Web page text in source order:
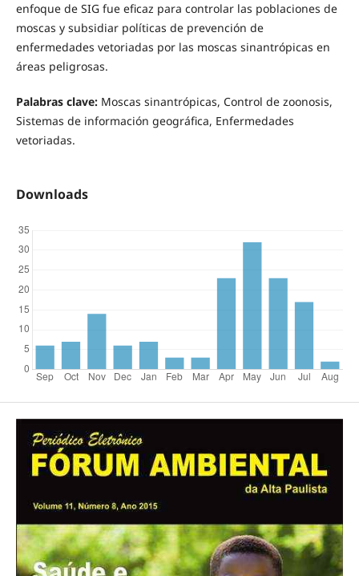
enfoque de SIG fue eficaz para controlar las poblaciones de
moscas y subsidiar políticas de prevención de
enfermedades vetoriadas por las moscas sinantrópicas en
áreas peligrosas.
Palabras clave:Moscas sinantrópicas, Control de zoonosis,
Sistemas de información geográfica, Enfermedades
vetoriadas.
Downloads